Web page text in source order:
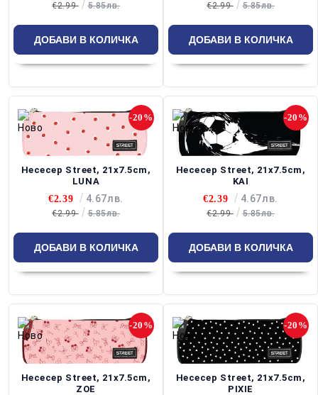
€2.99 5.85лв. €2.99 5.85лв.
Несесер Street, 21x7.5cm,
LUNA
-20%
€2.39 4.67лв.
€2.99 5.85лв.
Несесер Street, 21x7.5cm,
KAI
-20%
€2.39 4.67лв.
€2.99 5.85лв.
Несесер Street, 21x7.5cm,
ZOE
-20%
Несесер Street, 21x7.5cm,
PIXIE
-20%